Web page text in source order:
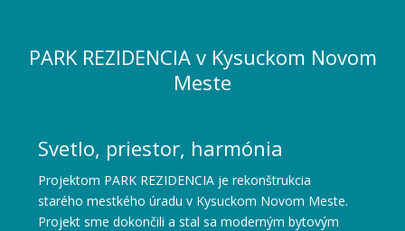
PARK REZIDENCIA v Kysuckom Novom
Meste
Svetlo, priestor, harmónia
Projektom PARK REZIDENCIA je rekonštrukcia
starého mestkého úradu v Kysuckom Novom Meste.
Projekt sme dokončili a stal sa moderným bytovým